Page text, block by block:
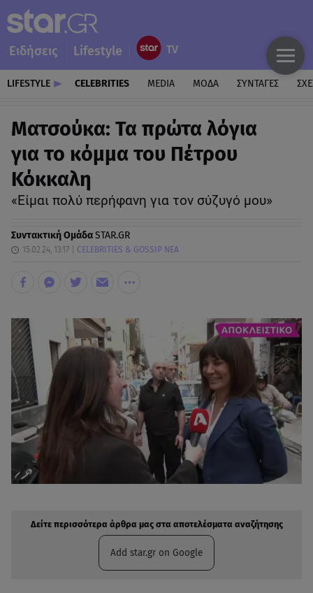
Ειδήσεις Lifestyle
LIFESTYLE CELEBRITIES MEDIA ΜΟΔΑ ΣΥΝΤΑΓΕΣ
Ματσούκα: Τα πρώτα λόγια
για το κόμμα του Πέτρου
Κόκκαλη
«Είμαι πολύ περήφανη για τον σύζυγό μου»
Συντακτική ΟμάδαSTAR.GR
15.02.24, 13:17 CELEBRITIES & GOSSIP ΝΕΑ
Δείτε περισσότερα άρθρα μας στα αποτελέσματα αναζήτησης
Add star.gr on Google